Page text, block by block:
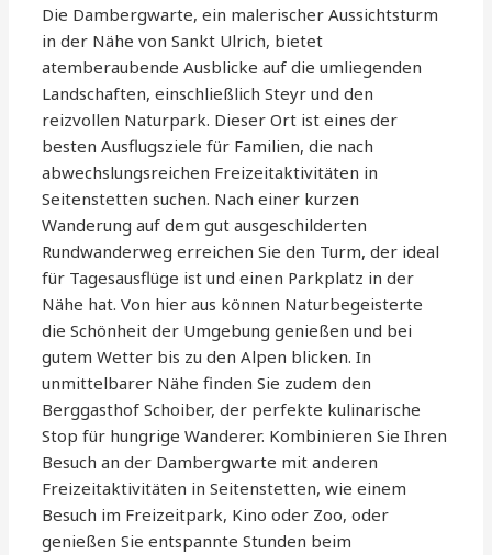
Die Dambergwarte, ein malerischer Aussichtsturm
in der Nähe von Sankt Ulrich, bietet
atemberaubende Ausblicke auf die umliegenden
Landschaften, einschließlich Steyr und den
reizvollen Naturpark. Dieser Ort ist eines der
besten Ausflugsziele für Familien, die nach
abwechslungsreichen Freizeitaktivitäten in
Seitenstetten suchen. Nach einer kurzen
Wanderung auf dem gut ausgeschilderten
Rundwanderweg erreichen Sie den Turm, der ideal
für Tagesausflüge ist und einen Parkplatz in der
Nähe hat. Von hier aus können Naturbegeisterte
die Schönheit der Umgebung genießen und bei
gutem Wetter bis zu den Alpen blicken. In
unmittelbarer Nähe finden Sie zudem den
Berggasthof Schoiber, der perfekte kulinarische
Stop für hungrige Wanderer. Kombinieren Sie Ihren
Besuch an der Dambergwarte mit anderen
Freizeitaktivitäten in Seitenstetten, wie einem
Besuch im Freizeitpark, Kino oder Zoo, oder
genießen Sie entspannte Stunden beim